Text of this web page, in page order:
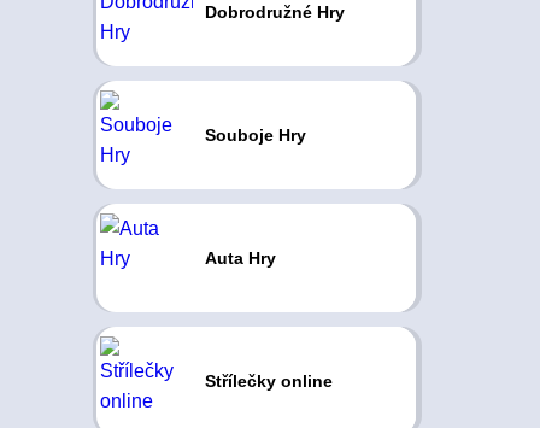
Dobrodružné Hry
Souboje Hry
Auta Hry
Střílečky online